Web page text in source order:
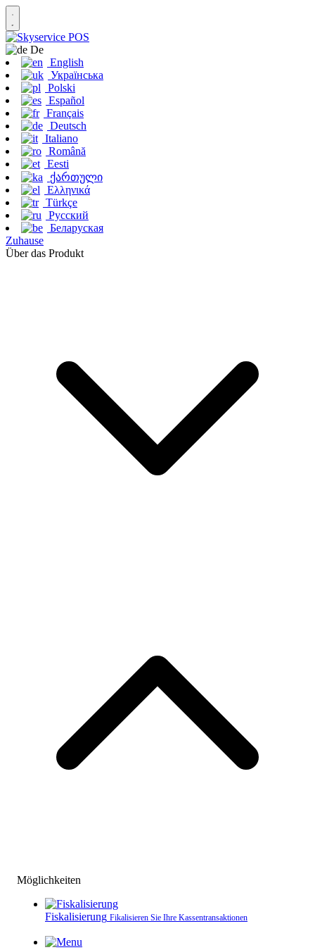
De
English
Українська
Polski
Español
Français
Deutsch
Italiano
Română
Eesti
ქართული
Ελληνικά
Türkçe
Русский
Беларуская
Zuhause
Über das Produkt
Möglichkeiten
Fiskalisierung Fikalisieren Sie Ihre Kassen­transaktionen